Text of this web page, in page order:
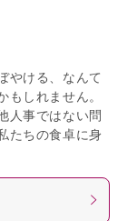
やける、なんて
もしれません。
人事ではない問
たちの食卓に身